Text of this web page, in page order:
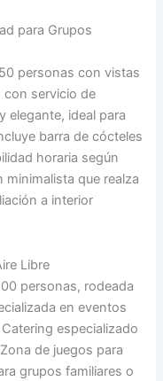
para Grupos
personas con vistas
con servicio de
elegante, ideal para
barra de cócteles
horaria según
que realza
a interior
Libre
personas, rodeada
en eventos
especializado
de juegos para
grupos familiares o